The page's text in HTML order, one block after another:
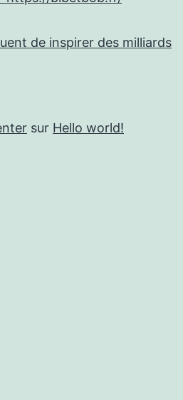
de inspirer des milliards
sur Hello world!